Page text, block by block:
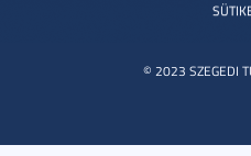
© 2023 SZEGEDI